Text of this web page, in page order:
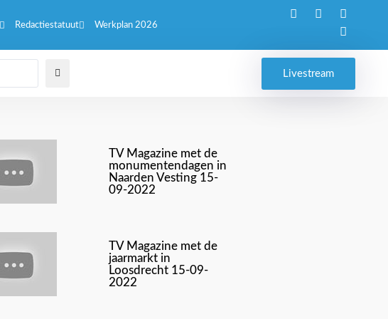
Redactiestatuut Werkplan 2026
Livestream
TV Magazine met de
monumentendagen in
Naarden Vesting 15-
09-2022
TV Magazine met de
jaarmarkt in
Loosdrecht 15-09-
2022